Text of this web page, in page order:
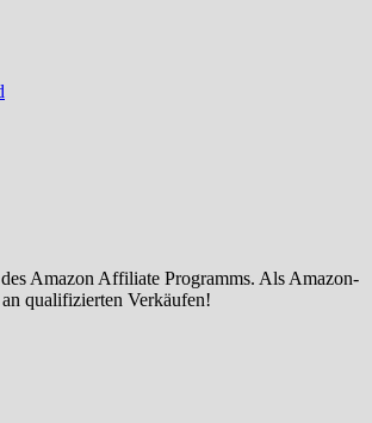
Amazon Affiliate Programms. Als Amazon-
qualifizierten Verkäufen!